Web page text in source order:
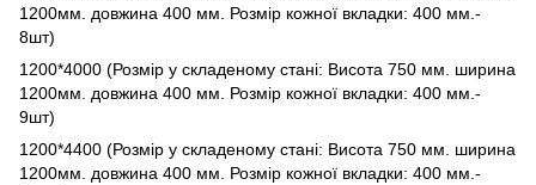
1200мм. довжина 400 мм. Розмір кожної вкладки: 400 мм.-
8шт)
1200*4000 (Розмір у складеному стані: Висота 750 мм. ширина
1200мм. довжина 400 мм. Розмір кожної вкладки: 400 мм.-
9шт)
1200*4400 (Розмір у складеному стані: Висота 750 мм. ширина
1200мм. довжина 400 мм. Розмір кожної вкладки: 400 мм.-